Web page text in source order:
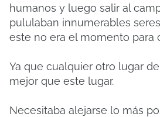
humanos y luego salir al
pululaban innumerables
este no era el momento para
Ya que cualquier otro lugar
mejor que este lugar.
Necesitaba alejarse lo más